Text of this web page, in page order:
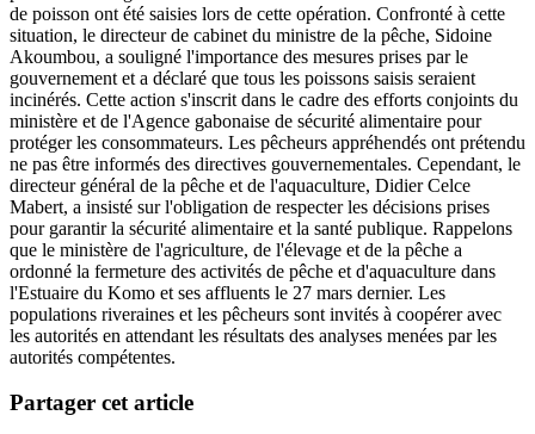
de poisson ont été saisies lors de cette opération. Confronté à cette
situation, le directeur de cabinet du ministre de la pêche, Sidoine
Akoumbou, a souligné l'importance des mesures prises par le
gouvernement et a déclaré que tous les poissons saisis seraient
incinérés. Cette action s'inscrit dans le cadre des efforts conjoints du
ministère et de l'Agence gabonaise de sécurité alimentaire pour
protéger les consommateurs. Les pêcheurs appréhendés ont prétendu
ne pas être informés des directives gouvernementales. Cependant, le
directeur général de la pêche et de l'aquaculture, Didier Celce
Mabert, a insisté sur l'obligation de respecter les décisions prises
pour garantir la sécurité alimentaire et la santé publique. Rappelons
que le ministère de l'agriculture, de l'élevage et de la pêche a
ordonné la fermeture des activités de pêche et d'aquaculture dans
l'Estuaire du Komo et ses affluents le 27 mars dernier. Les
populations riveraines et les pêcheurs sont invités à coopérer avec
les autorités en attendant les résultats des analyses menées par les
autorités compétentes.
Partager cet article